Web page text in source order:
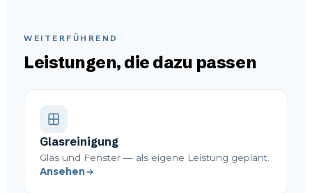
WEITERFÜHREND
Leistungen, die dazu passen
Glasreinigung
Glas und Fenster — als eigene Leistung geplant.
Ansehen